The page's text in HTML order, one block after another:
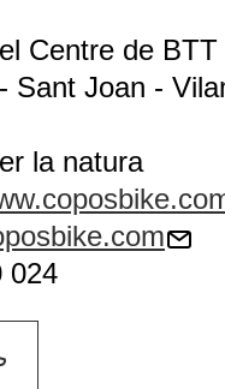
Centre de
- Sant Joan -
la natura
024